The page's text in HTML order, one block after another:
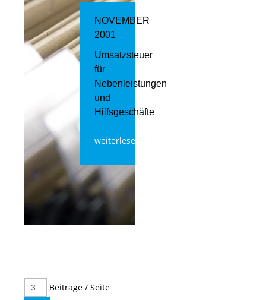
NOVEMBER
2001
Umsatzsteuer
für
Nebenleistungen
und
Hilfsgeschäfte
weiterlesen
Beiträge / Seite